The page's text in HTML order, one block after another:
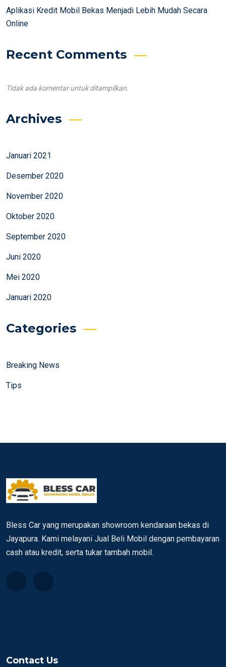
Aplikasi Kredit Mobil Bekas Menjadi Lebih Mudah Secara
Online
Recent Comments
Tidak ada komentar untuk ditampilkan.
Archives
Januari 2021
Desember 2020
November 2020
Oktober 2020
September 2020
Juni 2020
Mei 2020
Januari 2020
Categories
Breaking News
Tips
Bless Car yang merupakan showroom kendaraan bekas di
Jayapura. Kami melayani Jual Beli Mobil dengan pembayaran
cash atau kredit, serta tukar tambah mobil.
Contact Us